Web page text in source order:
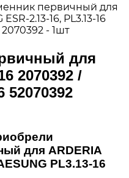
первичный для
2.13-16, PL3.13-16
- 1шт
для
2070392 /
52070392
для ARDERIA
PL3.13-16